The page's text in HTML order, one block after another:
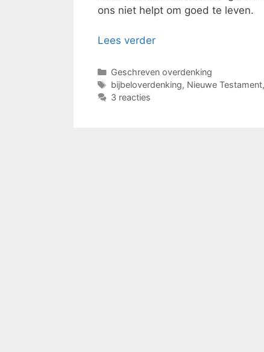
ons niet helpt om goed te leven.
Lees verder
Categorieën
Geschreven overdenking
Tags
bijbeloverdenking, Nieuwe Testament,
3 reacties